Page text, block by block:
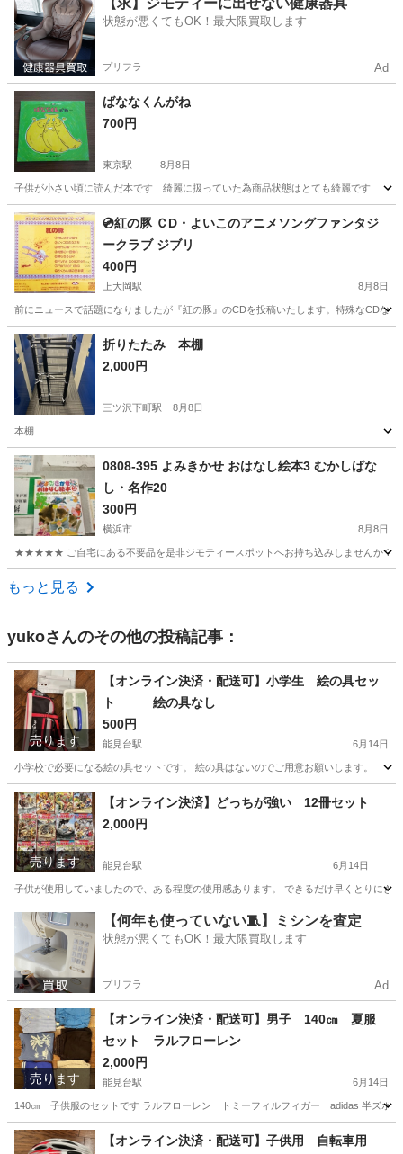
【求】ジモティーに出せない健康器具
状態が悪くてもOK！最大限買取します
プリフラ Ad
ばななくんがね
700円
東京駅 8月8日
子供が小さい頃に読んだ本です 綺麗に扱っていた為商品状態はとても綺麗です
神奈川 横浜市 東京駅
💿紅の豚 ＣD・よいこのアニメソングファンタジ
ークラブ ジブリ
400円
上大岡駅 8月8日
前にニュースで話題になりましたが『紅の豚』のCDを投稿いたします。特殊なCDな
神奈川 横浜市 上大岡駅 CD
折りたたみ 本棚
2,000円
三ツ沢下町駅 8月8日
本棚
神奈川 横浜市 三ツ沢下町駅 その他
0808-395 よみきかせ おはなし絵本3 むかしばな
し・名作20
300円
横浜市 8月8日
★★★★★ ご自宅にある不要品を是非ジモティースポットへお持ち込みしませんか？
神奈川 横浜市
もっと見る
yukoさんのその他の投稿記事：
売ります
【オンライン決済・配送可】小学生 絵の具セッ
ト 絵の具なし
500円
能見台駅 6月14日
小学校で必要になる絵の具セットです。 絵の具はないのでご用意お願いします。
神奈川 横浜市 能見台駅 キッズ用品
売ります
【オンライン決済】どっちが強い 12冊セット
2,000円
能見台駅 6月14日
子供が使用していましたので、ある程度の使用感あります。 できるだけ早くとりにき
神奈川 横浜市 能見台駅 マンガ、コミック、アニメ
【何年も使っていない🧵】ミシンを査定
状態が悪くてもOK！最大限買取します
プリフラ Ad
売ります
【オンライン決済・配送可】男子 140㎝ 夏服
セット ラルフローレン
2,000円
能見台駅 6月14日
140㎝ 子供服のセットです ラルフローレン トミーフィルフィガー adidas 半ズボン
神奈川 横浜市 能見台駅 キッズ用品
【オンライン決済・配送可】子供用 自転車用